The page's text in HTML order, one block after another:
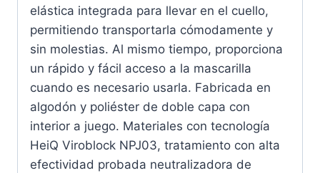
elástica integrada para llevar en el cuello,
permitiendo transportarla cómodamente y
sin molestias. Al mismo tiempo, proporciona
un rápido y fácil acceso a la mascarilla
cuando es necesario usarla. Fabricada en
algodón y poliéster de doble capa con
interior a juego. Materiales con tecnología
HeiQ Viroblock NPJ03, tratamiento con alta
efectividad probada neutralizadora de